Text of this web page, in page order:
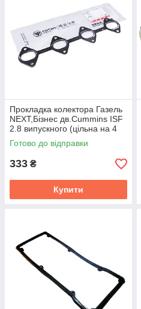
Прокладка колектора Газель
NEXT,Бізнес дв.Cummins ISF
2.8 випускного (цільна на 4
циліндра) метал
Готово до відправки
333 ₴
Купити